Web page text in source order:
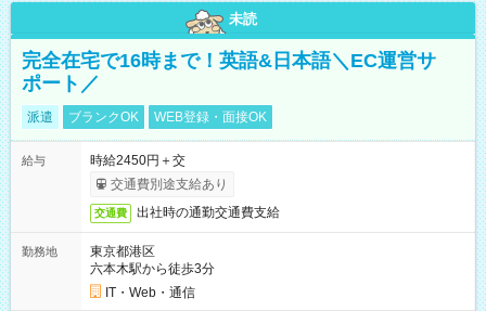
未読
完全在宅で16時まで！英語&日本語＼EC運営サ
ポート／
派遣 ブランクOK WEB登録・面接OK
給与
時給2450円＋交
交通費別途支給あり
交通費 出社時の通勤交通費支給
勤務地
東京都港区
六本木駅から徒歩3分
IT・Web・通信